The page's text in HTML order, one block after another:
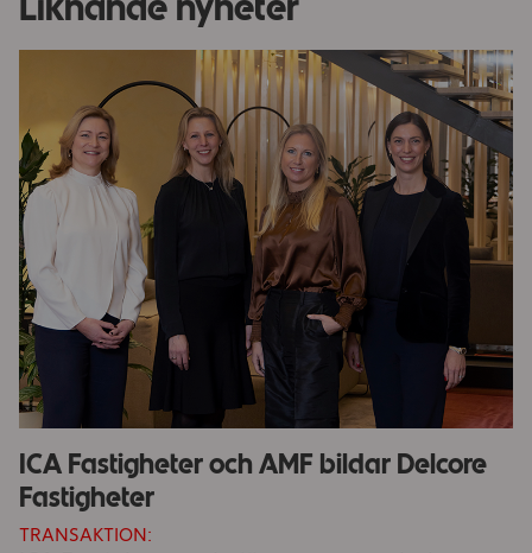
ICA Fastigheter och AMF bildar Delcore
Fastigheter
TRANSAKTION: